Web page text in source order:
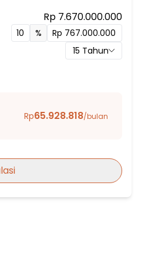
Rp 7.670.000.000
%
15 Tahun
Rp65.928.818/bulan